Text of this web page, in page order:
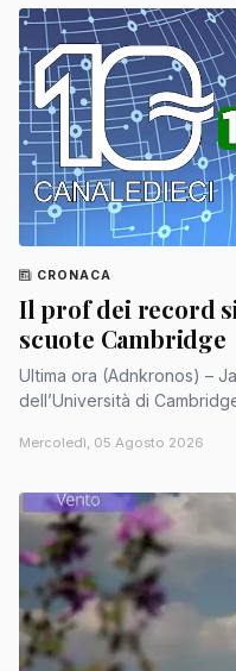
CRONACA
Il prof dei record
scuote Cambridge
Ultima ora (Adnkronos) – Jason Arday, 41enne professore
dell’Università di
Mercoledì, 05 Agosto 2026